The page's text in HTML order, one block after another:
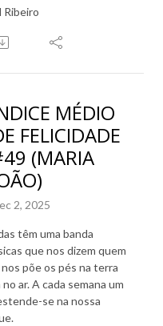
Ribeiro
MÉDIO
FELICIDADE
(MARIA
2, 2025
têm uma banda
que nos dizem quem
põe os pés na terra
ar. A cada semana um
se na nossa